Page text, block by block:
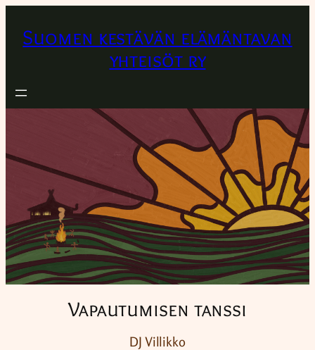
Suomen kestävän elämäntavan
yhteisöt ry
Vapautumisen tanssi
DJ Villikko